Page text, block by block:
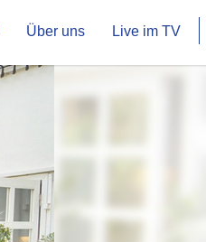
Über uns Live im TV